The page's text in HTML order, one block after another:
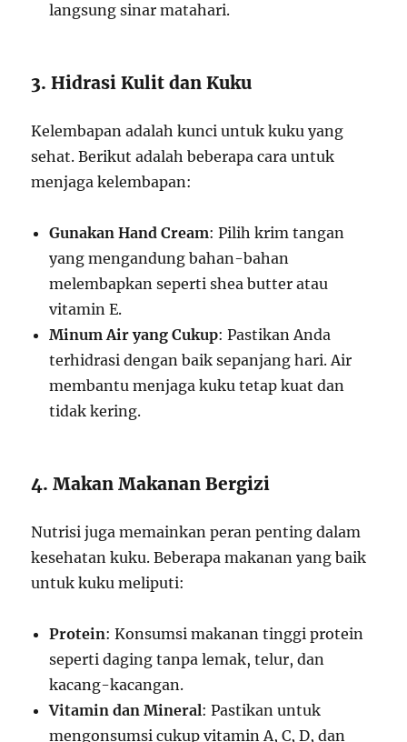
langsung sinar matahari.
3. Hidrasi Kulit dan Kuku
Kelembapan adalah kunci untuk kuku yang
sehat. Berikut adalah beberapa cara untuk
menjaga kelembapan:
Gunakan Hand Cream: Pilih krim tangan
yang mengandung bahan-bahan
melembapkan seperti shea butter atau
vitamin E.
Minum Air yang Cukup: Pastikan Anda
terhidrasi dengan baik sepanjang hari. Air
membantu menjaga kuku tetap kuat dan
tidak kering.
4. Makan Makanan Bergizi
Nutrisi juga memainkan peran penting dalam
kesehatan kuku. Beberapa makanan yang baik
untuk kuku meliputi:
Protein: Konsumsi makanan tinggi protein
seperti daging tanpa lemak, telur, dan
kacang-kacangan.
Vitamin dan Mineral: Pastikan untuk
mengonsumsi cukup vitamin A, C, D, dan